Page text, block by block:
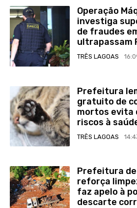
Operação
investiga
de fraudes
ultrapassam
TRÊS LAGOAS
Prefeitura
gratuito de
mortos evita
riscos à
TRÊS LAGOAS
Prefeitura de
reforça
faz apelo à
descarte